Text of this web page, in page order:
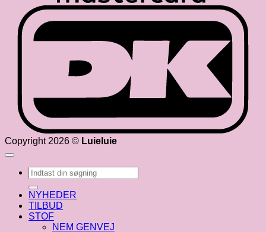
Copyright 2026 © Luieluie
Søg
efter:
NYHEDER
TILBUD
STOF
NEM GENVEJ